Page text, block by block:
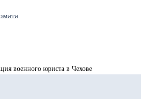
военного юриста в Чехове